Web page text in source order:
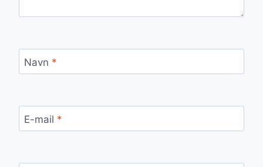
Navn *
E-mail *